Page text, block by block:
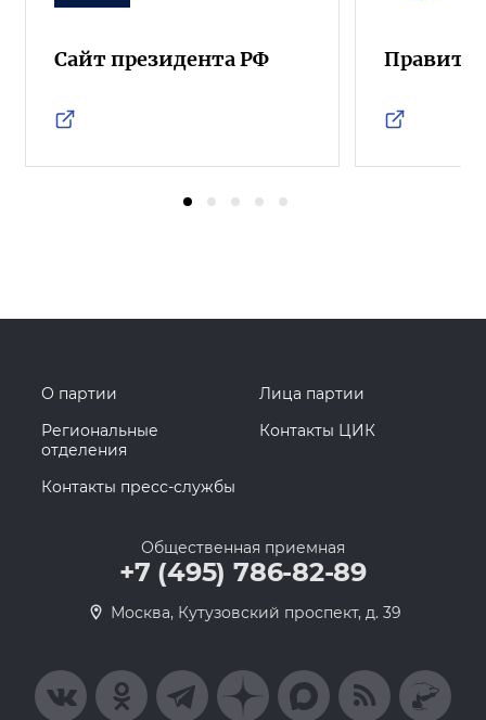
Сайт президента РФ
О партии
Лица партии
Региональные
отделения
Контакты ЦИК
Контакты пресс-службы
Общественная приемная
+7 (495) 786-82-89
Москва, Кутузовский проспект, д. 39